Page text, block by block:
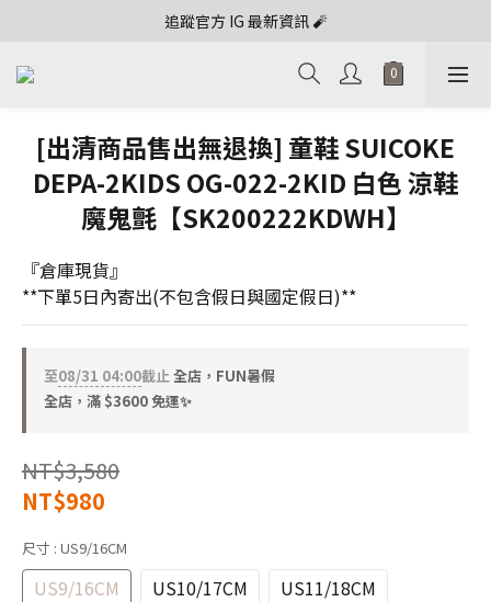
追蹤官方 IG 最新資訊 🧨
[出清商品售出無退換] 童鞋 SUICOKE
DEPA-2KIDS OG-022-2KID 白色 涼鞋
魔鬼氈【SK200222KDWH】
『倉庫現貨』
**下單5日內寄出(不包含假日與國定假日)**
至08/31 04:00截止全店，FUN暑假
全店，滿 $3600 免運✨
NT$3,580
NT$980
尺寸 : US9/16CM
US9/16CM US10/17CM
US11/18CM